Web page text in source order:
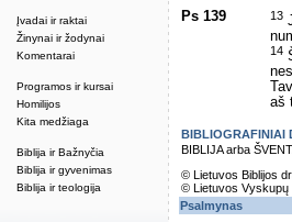
Įvadai ir raktai
Žinynai ir žodynai
Komentarai
Programos ir kursai
Homilijos
Kita medžiaga
Biblija ir Bažnyčia
Biblija ir gyvenimas
Biblija ir teologija
Ps 139 13
14
aš
BIBLIOGRAFINIAI
BIBLIJA arba
© Lietuvos Biblijos
© Lietuvos Vyskupų
Psalmynas